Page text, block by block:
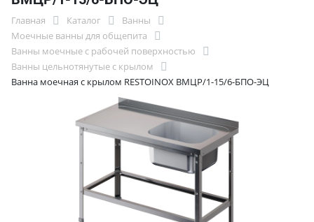
Главная Каталог
Ванны
Моечные ванны для общепита
Ванны моечные с рабочей поверхностью
Ванны цельнотянутые с крылом
Ванна моечная с крылом RESTOINOX ВМЦР/1-15/6-БПО-ЭЦ